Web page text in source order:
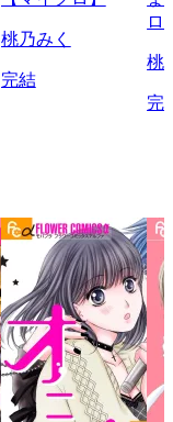
桃乃みく
完結
ロ
桃
完